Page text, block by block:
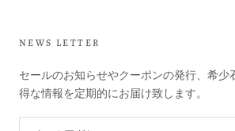
NEWS LETTER
セールのお知らせやクーポンの発行、希少
得な情報を定期的にお届け致します。